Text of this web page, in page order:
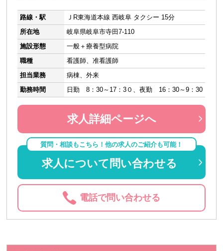
路線・駅
ＪR東海道本線 西岐阜 タクシー 15分
所在地
岐阜県岐阜市寺田7-110
施設形態
一般＋療養型病院
職種
看護師、准看護師
担当業務
病棟、外来
勤務時間
日勤 8：30～17：3０、夜勤 16：30～9：30
求人詳細ページへ
質問・相談もこちら！他の求人のご紹介も可能！
求人について問い合わせる
電話で問い合わせる